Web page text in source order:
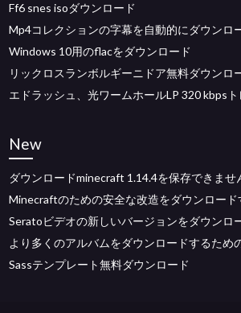
Ff6 snes isoダウンロード
Mp4コレクションの字幕を自動的にダウンロ
Windows 10用のflacをダウンロード
リックロスランボルギーニドア無料ダウンロ
エドラッシュ、光ワームホールLP 320 kbps
New
ダウンロードminecraft 1.14.4を保存できませ
Minecraftのための安全な改造をダウンロード
Seratoビデオの新しいバージョンをダウンロ
より多くのアルバムをダウンロードするため
Sassテンプレート無料ダウンロード